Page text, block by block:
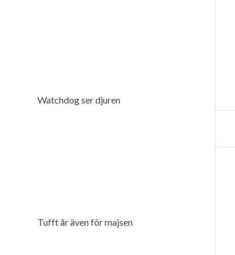
Watchdog ser djuren
Tufft år även för majsen